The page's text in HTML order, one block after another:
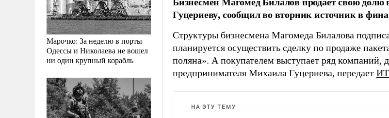
Марочко: За неделю в порты
Одессы и Николаева не вошел
ни один крупный корабль
Гуцериеву, сообщил во вторник источник в
Структуры бизнесмена Магомеда Билалова
планируется осуществить сделку по продаже
поляна». А покупателем выступает ряд компаний,
предпринимателя Михаила Гуцериева, передает
НА ЭТУ ТЕМУ